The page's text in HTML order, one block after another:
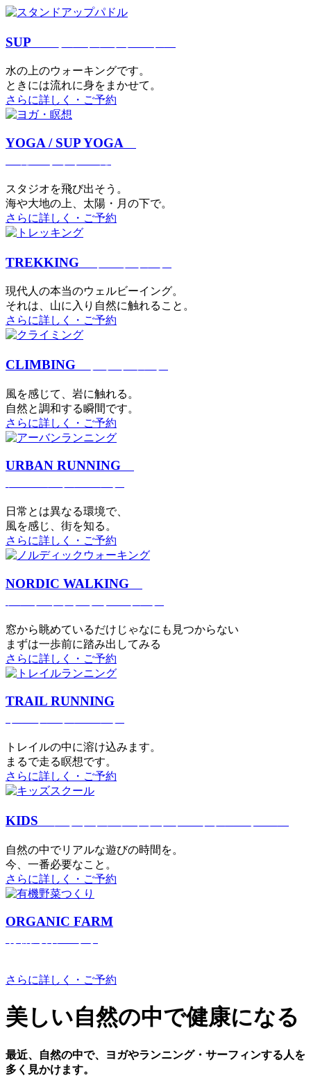
SUP
⽔の上のウォーキングです。
ときには流れに身をまかせて。
さらに詳しく・ご予約
YOGA / SUP YOGA
スタジオを⾶び出そう。
海や大地の上、太陽・⽉の下で。
さらに詳しく・ご予約
TREKKING
現代⼈の本当のウェルビーイング。
それは、⼭に⼊り⾃然に触れること。
さらに詳しく・ご予約
CLIMBING
⾵を感じて、岩に触れる。
⾃然と調和する瞬間です。
さらに詳しく・ご予約
URBAN RUNNING
日常とは異なる環境で、
風を感じ、街を知る。
さらに詳しく・ご予約
NORDIC WALKING
窓から眺めているだけじゃなにも見つからない
まずは一歩前に踏み出してみる
さらに詳しく・ご予約
TRAIL RUNNING
トレイルの中に溶け込みます。
まるで⾛る瞑想です。
さらに詳しく・ご予約
KIDS
⾃然の中でリアルな遊びの時間を。
今、⼀番必要なこと。
さらに詳しく・ご予約
ORGANIC FARM
さらに詳しく・ご予約
美しい⾃然の中で健康になる
最近、⾃然の中で、ヨガやランニング・サーフィンする⼈を
多く⾒かけます。